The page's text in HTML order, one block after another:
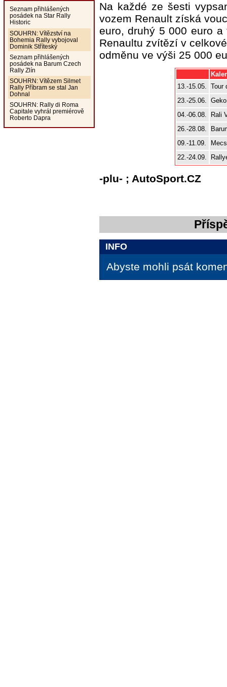
Seznam přihlášených
posádek na Star Rally
Historic
SOUHRN: Vítězství na
Bohemia Rally vybojoval
Dominik Stříteský
Seznam přihlášených
posádek na Barum Czech
Rally Zlín
SOUHRN: Vítězem Silmet
Rally Příbram se stal Jan
Dohnal
SOUHRN: Rally di Roma
Capitale vyhrál premiérově
Roberto Dapra
Na každé ze šesti
vozem Renault získá
euro, druhý 5 000 euro
Renaultu zvítězí v
odměnu ve výši 25 000
13.-15.05.
Tour
23.-25.06.
04.-06.08.
Rali
26.-28.08.
09.-11.09.
22.-24.09.
-plu- ; AutoSport.CZ
INFO
Abyste mohli psát